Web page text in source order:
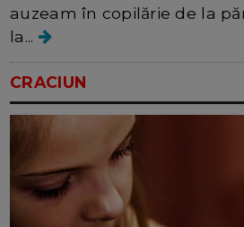
auzeam în copilărie de la
la...
CRACIUN